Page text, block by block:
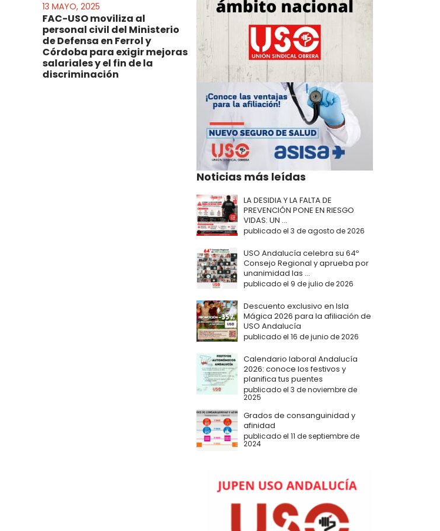
13 MAYO, 2025
FAC-USO moviliza al
personal civil del Ministerio
de Defensa en Ferrol y
Córdoba para exigir mejoras
salariales y el fin de la
discriminación
Noticias más leídas
LA DESIDIA Y LA FALTA DE
PREVENCIÓN PONE EN RIESGO
VIDAS: UN ...
publicado el 3 de agosto de 2026
USO Andalucía celebra su 64º
Consejo Regional y aprueba por
unanimidad las ...
publicado el 9 de julio de 2026
Descuento exclusivo en Isla
Mágica 2026 para la afiliación de
USO Andalucía
publicado el 16 de junio de 2026
Calendario laboral Andalucía
2026: conoce los festivos y
planifica tus puentes
publicado el 3 de noviembre de
2025
Grados de consanguinidad y
afinidad
publicado el 11 de septiembre de
2024